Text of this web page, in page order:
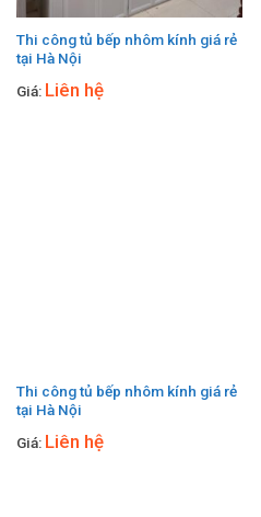
Thi công tủ bếp nhôm kính giá rẻ
tại Hà Nội
Giá: Liên hệ
Thi công tủ bếp nhôm kính giá rẻ
tại Hà Nội
Giá: Liên hệ